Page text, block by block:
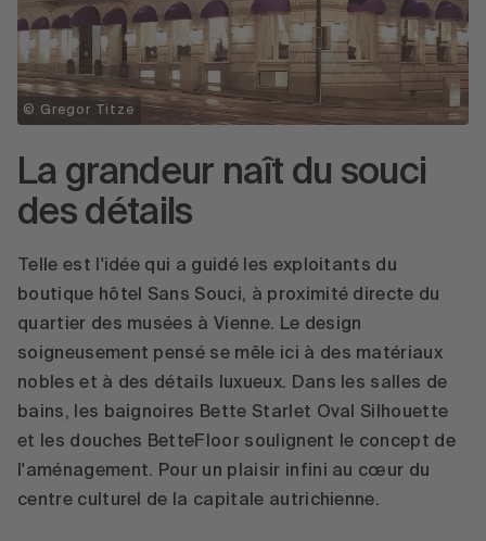
© Gregor Titze
La grandeur naît du souci
des détails
Telle est l'idée qui a guidé les exploitants du
boutique hôtel Sans Souci, à proximité directe du
quartier des musées à Vienne. Le design
soigneusement pensé se mêle ici à des matériaux
nobles et à des détails luxueux. Dans les salles de
bains, les baignoires Bette Starlet Oval Silhouette
et les douches BetteFloor soulignent le concept de
l'aménagement. Pour un plaisir infini au cœur du
centre culturel de la capitale autrichienne.